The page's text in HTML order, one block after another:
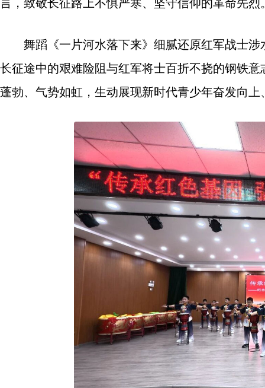
言，致敬长征路上不惧严寒、坚守信仰的革命先烈
舞蹈《一片河水落下来》细腻还原红军战士
长征途中的艰难险阻与红军将士百折不挠的钢铁
蓬勃、气势如虹，生动展现新时代青少年奋发向